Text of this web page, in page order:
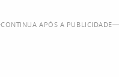
CONTINUA APÓS A PUBLICIDADE